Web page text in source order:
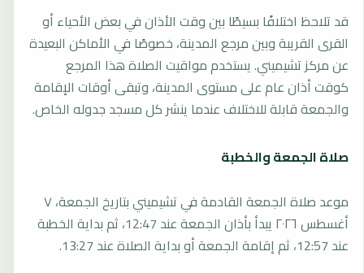
قد تلاحظ اختلافًا بسيطًا بين وقت الأذان في بعض الأحياء أو
القرى القريبة وبين مرجع المدينة، خصوصًا في الأماكن البعيدة
عن مركز تشيميني. يستخدم مواقيت الصلاة هذا المرجع
كوقت أذان عام على مستوى المدينة، وتبقى أوقات الإقامة
والجمعة قابلة للاختلاف عندما ينشر كل مسجد جدوله الخاص.
صلاة الجمعة والخطبة
موعد صلاة الجمعة القادمة في تشيميني بتاريخ الجمعة، ٧
أغسطس ٢٠٢٦ يبدأ بأذان الجمعة عند 12:47، ثم بداية الخطبة
عند 12:57، ثم إقامة الجمعة أو بداية الصلاة عند 13:27.